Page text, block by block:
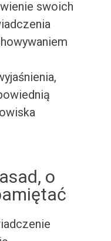
swoich
o